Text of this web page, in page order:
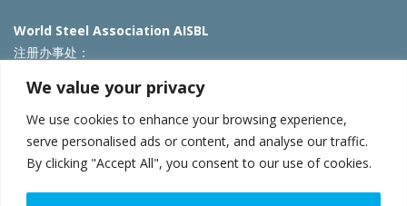
We value your privacy
We use cookies to enhance your browsing experience,
serve personalised ads or content, and analyse our traffic.
By clicking "Accept All", you consent to our use of cookies.
World Steel Association AISBL
注册办事处：
T: +32 2 702 89 00 – E:steel@worldsteel.org
北京市朝阳区霄云路40号院国航世纪大厦1号楼3层3F
E:china@worldsteel.org